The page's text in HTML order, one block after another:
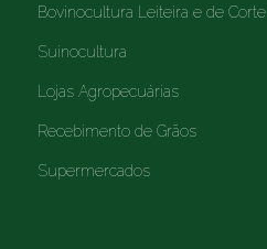
Bovinocultura Leiteira e de Corte
Suinocultura
Lojas Agropecuárias
Recebimento de Grãos
Supermercados